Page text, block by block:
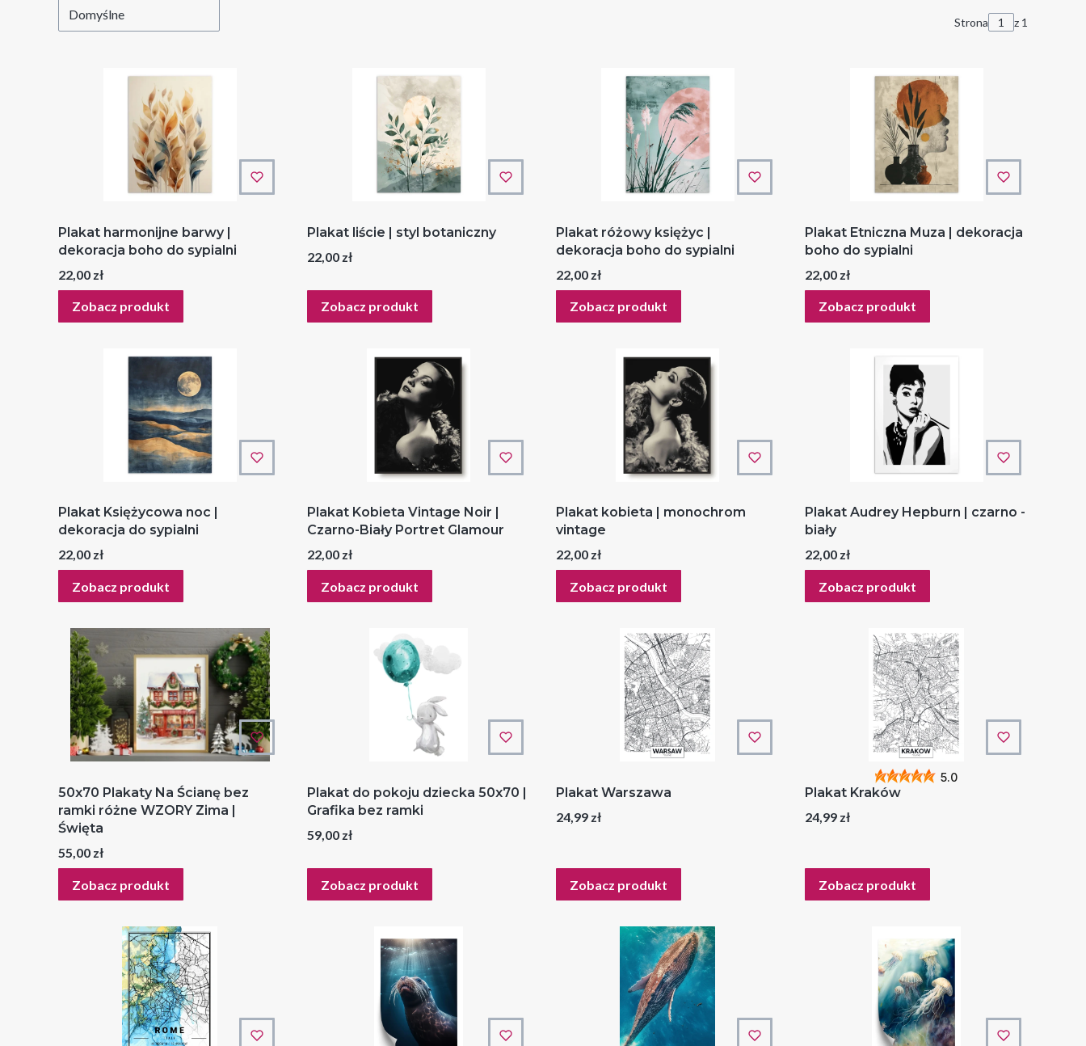
Domyślne
Strona z 1
Plakat harmonijne barwy |
dekoracja boho do sypialni
Cena
22,00 zł
Zobacz produkt
Plakat liście | styl botaniczny
Cena
22,00 zł
Zobacz produkt
Plakat różowy księżyc |
dekoracja boho do sypialni
Cena
22,00 zł
Zobacz produkt
Plakat Etniczna Muza | dekoracja
boho do sypialni
Cena
22,00 zł
Zobacz produkt
Plakat Księżycowa noc |
dekoracja do sypialni
Cena
22,00 zł
Zobacz produkt
Plakat Kobieta Vintage Noir |
Czarno-Biały Portret Glamour
Cena
22,00 zł
Zobacz produkt
Plakat kobieta | monochrom
vintage
Cena
22,00 zł
Zobacz produkt
Plakat Audrey Hepburn | czarno -
biały
Cena
22,00 zł
Zobacz produkt
50x70 Plakaty Na Ścianę bez
ramki różne WZORY Zima |
Święta
Cena
55,00 zł
Zobacz produkt
Plakat do pokoju dziecka 50x70 |
Grafika bez ramki
Cena
59,00 zł
Zobacz produkt
Plakat Warszawa
Cena
24,99 zł
Zobacz produkt
5.0
Plakat Kraków
Cena
24,99 zł
Zobacz produkt